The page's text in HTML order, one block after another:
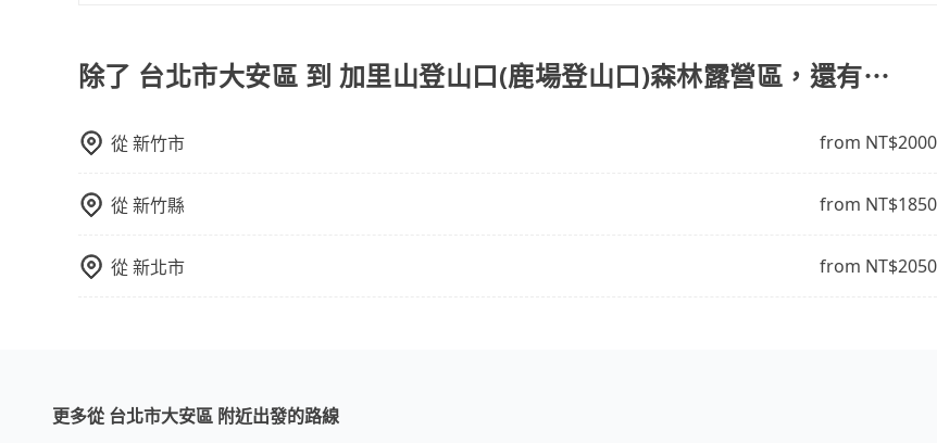
除了 台北市大安區 到 加里山登山口(鹿場登山口)森林露營區，還有⋯
從新竹市 from NT$2000
從新竹縣 from NT$1850
從新北市 from NT$2050
更多從 台北市大安區 附近出發的路線